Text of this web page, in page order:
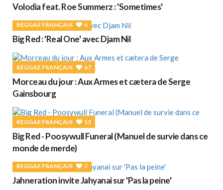
Volodia feat. Roe Summerz : 'Sometimes'
REGGAE FRANÇAIS 6
Big Red : 'Real One' avec Djam Nil
REGGAE FRANÇAIS 67
Morceau du jour : Aux Armes et cætera de Serge
Gainsbourg
REGGAE FRANÇAIS 15
Big Red - Poosywull Funeral (Manuel de survie dans ce
monde de merde)
REGGAE FRANÇAIS 2
Jahneration invite Jahyanai sur 'Pas la peine'